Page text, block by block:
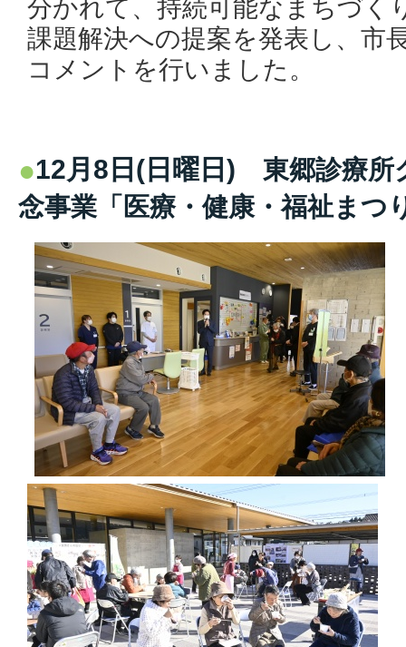
分かれて、持続可能なまちづく
課題解決への提案を発表し、市
コメントを行いました。
12月8日(日曜日) 東郷診療所
念事業「医療・健康・福祉まつ